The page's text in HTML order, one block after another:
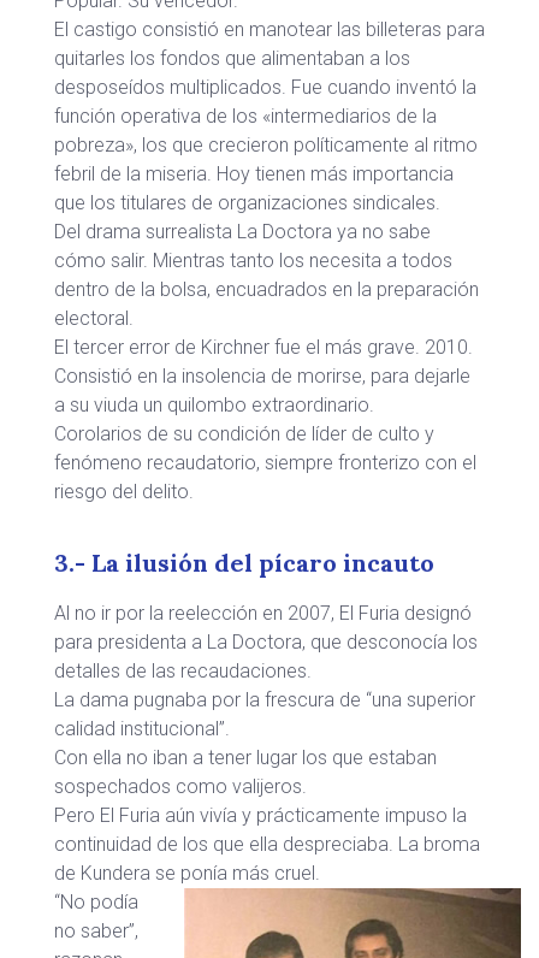
El castigo consistió en manotear las billeteras para
quitarles los fondos que alimentaban a los
desposeídos multiplicados. Fue cuando inventó la
función operativa de los «intermediarios de la
pobreza», los que crecieron políticamente al ritmo
febril de la miseria. Hoy tienen más importancia
que los titulares de organizaciones sindicales.
Del drama surrealista La Doctora ya no sabe
cómo salir. Mientras tanto los necesita a todos
dentro de la bolsa, encuadrados en la preparación
electoral.
El tercer error de Kirchner fue el más grave. 2010.
Consistió en la insolencia de morirse, para dejarle
a su viuda un quilombo extraordinario.
Corolarios de su condición de líder de culto y
fenómeno recaudatorio, siempre fronterizo con el
riesgo del delito.
3.- La ilusión del pícaro incauto
Al no ir por la reelección en 2007, El Furia designó
para presidenta a La Doctora, que desconocía los
detalles de las recaudaciones.
La dama pugnaba por la frescura de “una superior
calidad institucional”.
Con ella no iban a tener lugar los que estaban
sospechados como valijeros.
Pero El Furia aún vivía y prácticamente impuso la
continuidad de los que ella despreciaba. La broma
de Kundera se ponía más cruel.
“No podía
no saber”,